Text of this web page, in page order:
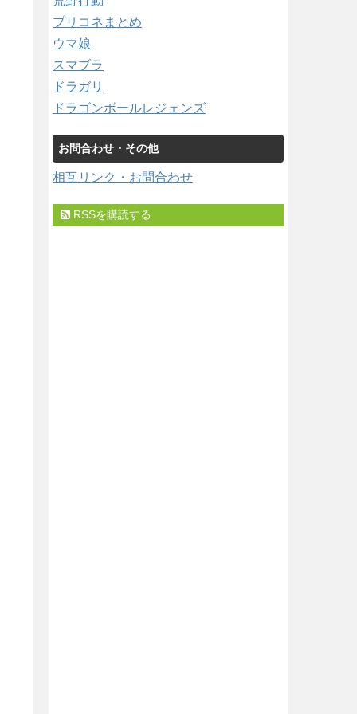
プリコネまとめ
ウマ娘
スマブラ
ドラガリ
ドラゴンボールレジェンズ
お問合わせ・その他
相互リンク・お問合わせ
RSSを購読する